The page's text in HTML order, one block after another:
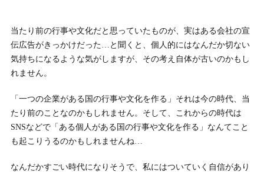
当たり前の行事や文化だと思っていたものが、実はある会社の宣
伝広告がきっかけだった…と聞くと、個人的にはなんだか切ない
気持ちになるような気がしますが、その考え自体が古いのかもし
れません。
「一つの企業がある国の行事や文化を作る」それは今の時代、当
たり前のことなのかもしれません。そして、これからの時代は
SNSなどで「ある個人がある国の行事や文化を作る」なんてこと
も起こりうるのかもしれませんね…
なんだかすごい時代になりそうで、私にはついていく自信があり